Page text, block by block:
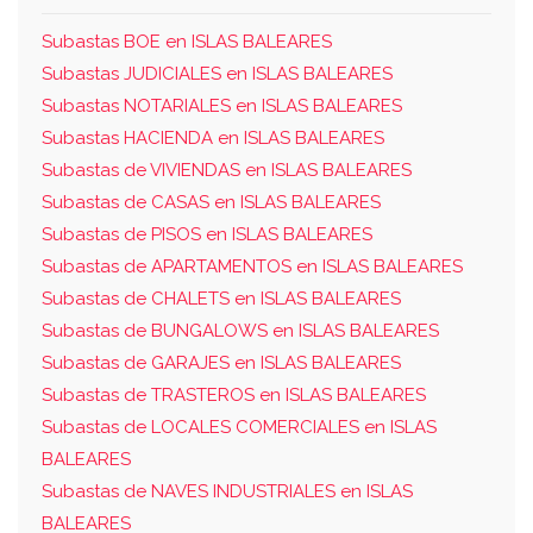
Subastas BOE en ISLAS BALEARES
Subastas JUDICIALES en ISLAS BALEARES
Subastas NOTARIALES en ISLAS BALEARES
Subastas HACIENDA en ISLAS BALEARES
Subastas de VIVIENDAS en ISLAS BALEARES
Subastas de CASAS en ISLAS BALEARES
Subastas de PISOS en ISLAS BALEARES
Subastas de APARTAMENTOS en ISLAS BALEARES
Subastas de CHALETS en ISLAS BALEARES
Subastas de BUNGALOWS en ISLAS BALEARES
Subastas de GARAJES en ISLAS BALEARES
Subastas de TRASTEROS en ISLAS BALEARES
Subastas de LOCALES COMERCIALES en ISLAS
BALEARES
Subastas de NAVES INDUSTRIALES en ISLAS
BALEARES